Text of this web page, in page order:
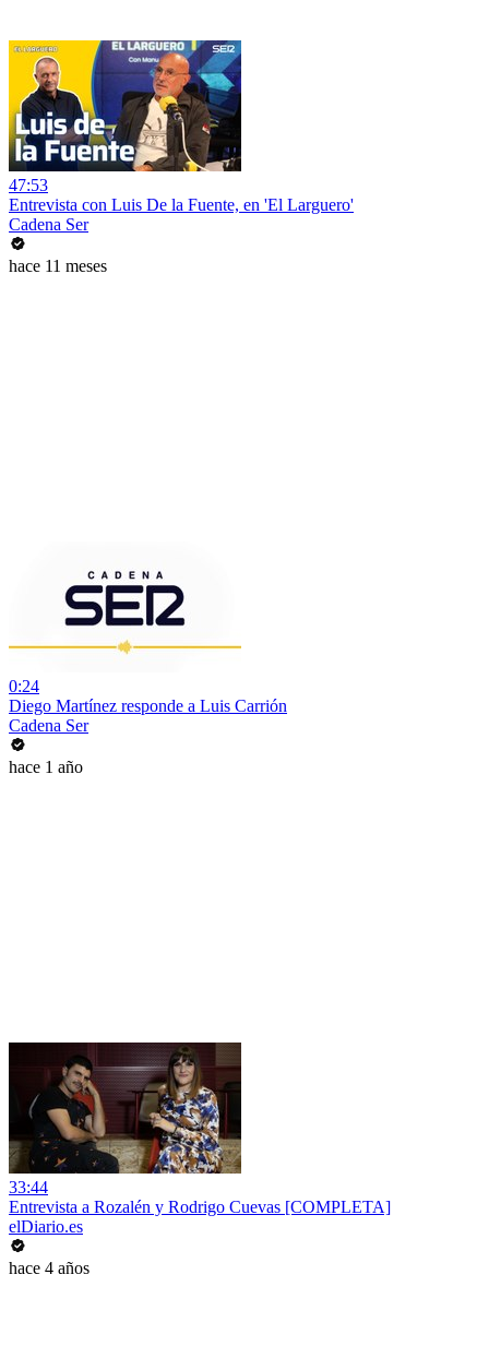
47:53
Entrevista con Luis De la Fuente, en 'El Larguero'
Cadena Ser
hace 11 meses
0:24
Diego Martínez responde a Luis Carrión
Cadena Ser
hace 1 año
33:44
Entrevista a Rozalén y Rodrigo Cuevas [COMPLETA]
elDiario.es
hace 4 años